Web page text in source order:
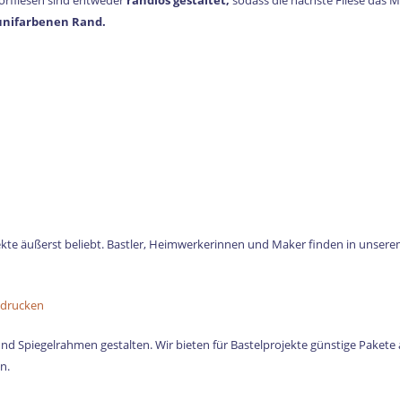
Rand.
äußerst beliebt. Bastler, Heimwerkerinnen und Maker finden in
Spiegelrahmen gestalten. Wir bieten für Bastelprojekte günstige